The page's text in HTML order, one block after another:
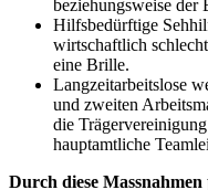
beziehungsweise
Hilfsbedürftige
wirtschaftlich
eine Brille.
Langzeitarbeitslose
und zweiten
die
hauptamtliche
Durch diese